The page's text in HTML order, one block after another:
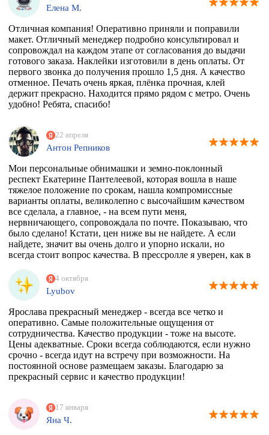
Елена М.
Отличная компания! Оперативно приняли и поправили
макет. Отличный менеджер подробно консультировал и
сопровождал на каждом этапе от согласования до выдачи
готового заказа. Наклейки изготовили в день оплаты. От
первого звонка до получения прошло 1,5 дня. А качество
отменное. Печать очень яркая, плёнка прочная, клей
держит прекрасно. Находится прямо рядом с метро. Очень
удобно! Ребята, спасибо!
22 апреля
Антон Репников
Мои персональные обнимашки и земно-поклонный
респект Екатерине Пантелеевой, которая вошла в наше
тяжелое положение по срокам, нашла компромиссные
варианты оплаты, великолепно с высочайшим качеством
все сделала, а главное, - на всем пути меня,
нервничающего, сопровождала по почте. Показываю, что
было сделано! Кстати, цен ниже вы не найдете. А если
найдете, значит вы очень долго и упорно искали, но
всегда стоит вопрос качества. В прессролле я уверен, как в
4 октября
Lyubov
Ярослава прекрасный менеджер - всегда все четко и
оперативно. Самые положительные ощущения от
сотрудничества. Качество продукции - тоже на высоте.
Цены адекватные. Сроки всегда соблюдаются, если нужно
срочно - всегда идут на встречу при возможности. На
постоянной основе размещаем заказы. Благодарю за
прекрасный сервис и качество продукции!
17 января
Яна Ч.